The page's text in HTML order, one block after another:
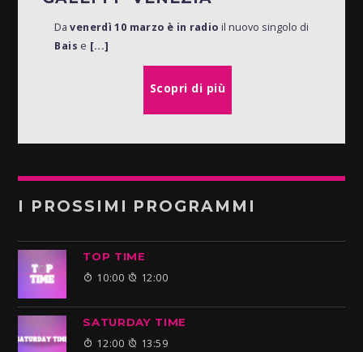
Davenerdì 10 marzo è in radio il nuovo singolo di
Bais e [...]
Scopri di più
I PROSSIMI PROGRAMMI
TOP TIME
10:00 12:00
SATURDAY TIME
12:00 13:59